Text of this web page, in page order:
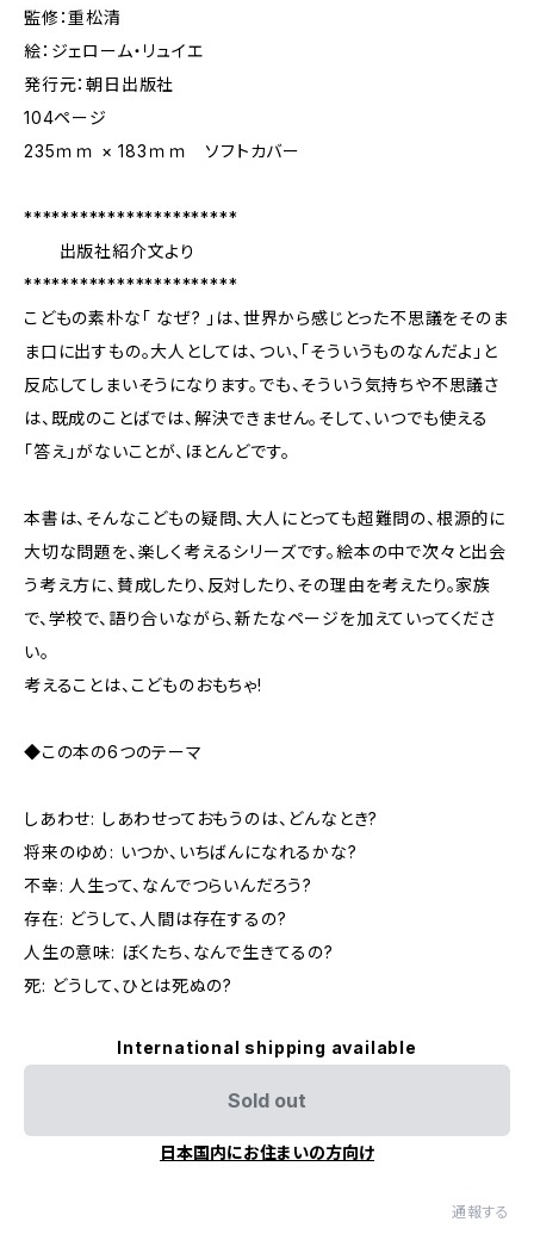
監修：重松清
絵：ジェローム・リュイエ
発行元：朝日出版社
104ページ
235ｍｍ × 183ｍｍ ソフトカバー
***********************
出版社紹介文より
***********************
こどもの素朴な「 なぜ? 」は、世界から感じとった不思議をそのま
ま口に出すもの。大人としては、つい、「そういうものなんだよ」と
反応してしまいそうになります。でも、そういう気持ちや不思議さ
は、既成のことばでは、解決できません。そして、いつでも使える
「答え」がないことが、ほとんどです。
本書は、そんなこどもの疑問、大人にとっても超難問の、根源的に
大切な問題を、楽しく考えるシリーズです。絵本の中で次々と出会
う考え方に、賛成したり、反対したり、その理由を考えたり。家族
で、学校で、語り合いながら、新たなページを加えていってくださ
い。
考えることは、こどものおもちゃ!
◆この本の6つのテーマ
しあわせ: しあわせっておもうのは、どんなとき?
将来のゆめ: いつか、いちばんになれるかな?
不幸: 人生って、なんでつらいんだろう?
存在: どうして、人間は存在するの?
人生の意味: ぼくたち、なんで生きてるの?
死: どうして、ひとは死ぬの?
International shipping available
Sold out
日本国内にお住まいの方向け
通報する